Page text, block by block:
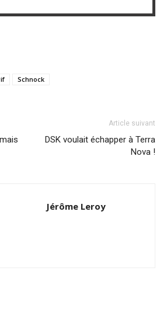
Schnock
Article suivant
DSK voulait échapper à Terra
Nova !
Jérôme Leroy